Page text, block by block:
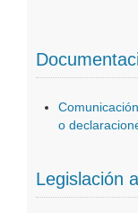
o
Legislación